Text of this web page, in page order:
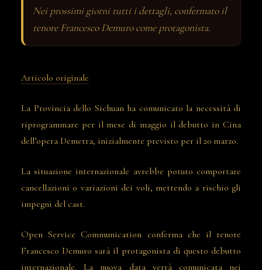
Nei prossimi giorni tutti i dettagli, confermato il
tenore Francesco Demuro come protagonista.
Articolo originale
La Provincia dello Sichuan ha comunicato la necessità di
riprogrammare per il mese di maggio il debutto in Cina
dell’opera Demetra, inizialmente previsto per il 20 marzo.
La situazione internazionale avrebbe potuto comportare
cancellazioni o variazioni dei voli, mettendo a rischio gli
impegni del cast.
Open Service Communication conferma che il tenore
Francesco Demuro sarà il protagonista di questo debutto
internazionale. La nuova data verrà comunicata nei